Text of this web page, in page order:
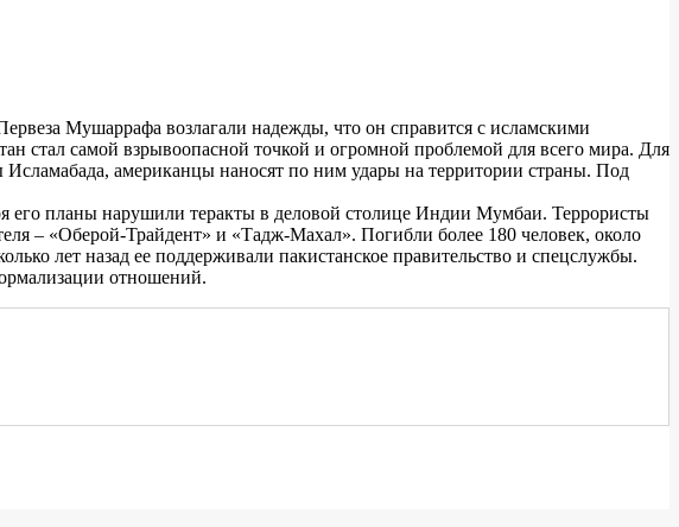
Мушаррафа возлагали надежды, что он справится с исламскими
стал самой взрывоопасной точкой и огромной проблемой для всего мира. Для
американцы наносят по ним удары на территории страны. Под
его планы нарушили теракты в деловой столице Индии Мумбаи. Террористы
– «Оберой-Трайдент» и «Тадж-Махал». Погибли более 180 человек, около
лет назад ее поддерживали пакистанское правительство и спецслужбы.
отношений.